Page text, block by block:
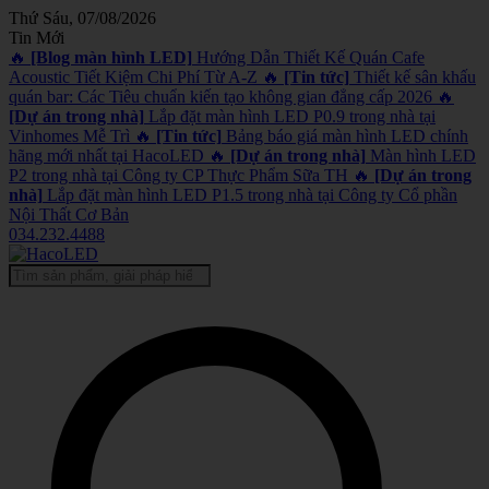
Thứ Sáu, 07/08/2026
Tin Mới
🔥 [Blog màn hình LED] Hướng Dẫn Thiết Kế Quán Cafe
Acoustic Tiết Kiệm Chi Phí Từ A-Z 🔥 [Tin tức] Thiết kế sân khấu
quán bar: Các Tiêu chuẩn kiến tạo không gian đẳng cấp 2026 🔥
[Dự án trong nhà] Lắp đặt màn hình LED P0.9 trong nhà tại
Vinhomes Mễ Trì 🔥 [Tin tức] Bảng báo giá màn hình LED chính
hãng mới nhất tại HacoLED 🔥 [Dự án trong nhà] Màn hình LED
P2 trong nhà tại Công ty CP Thực Phẩm Sữa TH 🔥 [Dự án trong
nhà] Lắp đặt màn hình LED P1.5 trong nhà tại Công ty Cổ phần
Nội Thất Cơ Bản
034.232.4488